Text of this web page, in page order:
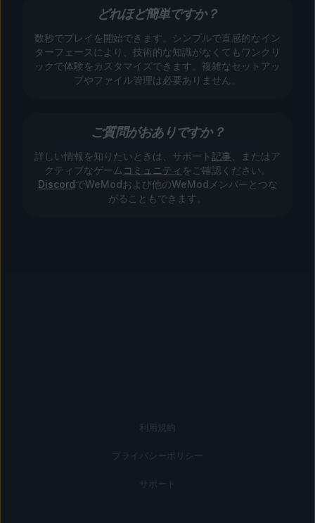
どれほど簡単ですか？
数秒でプレイを開始できます。シンプルで直感的なイン
ターフェースにより、技術的な知識がなくてもワンクリ
ックで体験をカスタマイズできます。複雑なセットアッ
プやファイル管理は必要ありません。
ご質問がおありですか？
詳しい情報を知りたいときは、サポート 記事 、またはア
クティブなゲーム コミュニティ をご確認ください。
DiscordでWeModおよび他のWeModメンバーとつな
がることもできます。
利用規約
プライバシーポリシー
サポート